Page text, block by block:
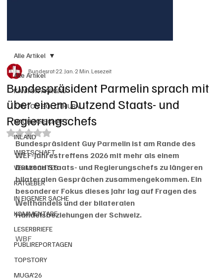
Alle Artikel
KANTON AARGAU
KANTON SOLOTHURN
NACHBARSCHAFT
INLAND
WIRTSCHAFT
VERMISCHTES
RATGEBER
IN EIGENER SACHE
KOMMENTARE
LESERBRIEFE
PUBLIREPORTAGEN
TOPSTORY
MUGA'26
Alle Artikel
Bundespräsident Parmelin sprach mit
über einem Dutzend Staats- und
Regierungschefs
Bundesrat22. Jan.2 Min. Lesezeit
Mit NaN von 5 Sternen bewertet.
Bundespräsident Guy Parmelin ist am Rande des
WEF-Jahrestreffens 2026 mit mehr als einem
Dutzend Staats- und Regierungschefs zu längeren
bilateralen Gesprächen zusammengekommen. Ein
besonderer Fokus dieses Jahr lag auf Fragen des
Welthandels und der bilateralen
Handelsbeziehungen der Schweiz.
WBF